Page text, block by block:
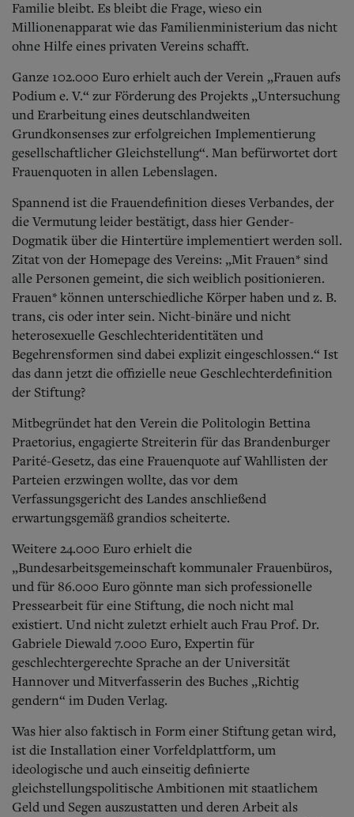
Familie bleibt. Es bleibt die Frage, wieso ein
Millionenapparat wie das Familienministerium das nicht
ohne Hilfe eines privaten Vereins schafft.
Ganze 102.000 Euro erhielt auch der Verein „Frauen aufs
Podium e. V.“ zur Förderung des Projekts „Untersuchung
und Erarbeitung eines deutschlandweiten
Grundkonsenses zur erfolgreichen Implementierung
gesellschaftlicher Gleichstellung“. Man befürwortet dort
Frauenquoten in allen Lebenslagen.
Spannend ist die Frauendefinition dieses Verbandes, der
die Vermutung leider bestätigt, dass hier Gender-
Dogmatik über die Hintertüre implementiert werden soll.
Zitat von der Homepage des Vereins: „Mit Frauen* sind
alle Personen gemeint, die sich weiblich positionieren.
Frauen* können unterschiedliche Körper haben und z. B.
trans, cis oder inter sein. Nicht-binäre und nicht
heterosexuelle Geschlechteridentitäten und
Begehrensformen sind dabei explizit eingeschlossen.“ Ist
das dann jetzt die offizielle neue Geschlechterdefinition
der Stiftung?
Mitbegründet hat den Verein die Politologin Bettina
Praetorius, engagierte Streiterin für das Brandenburger
Parité-Gesetz, das eine Frauenquote auf Wahllisten der
Parteien erzwingen wollte, das vor dem
Verfassungsgericht des Landes anschließend
erwartungsgemäß grandios scheiterte.
Weitere 24.000 Euro erhielt die
„Bundesarbeitsgemeinschaft kommunaler Frauenbüros,
und für 86.000 Euro gönnte man sich professionelle
Pressearbeit für eine Stiftung, die noch nicht mal
existiert. Und nicht zuletzt erhielt auch Frau Prof. Dr.
Gabriele Diewald 7.000 Euro, Expertin für
geschlechtergerechte Sprache an der Universität
Hannover und Mitverfasserin des Buches „Richtig
gendern“ im Duden Verlag.
Was hier also faktisch in Form einer Stiftung getan wird,
ist die Installation einer Vorfeldplattform, um
ideologische und auch einseitig definierte
gleichstellungspolitische Ambitionen mit staatlichem
Geld und Segen auszustatten und deren Arbeit als